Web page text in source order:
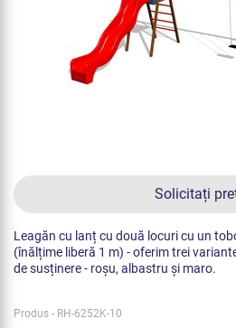
Solicitați
Leagăn cu lanț cu două locuri cu un
(înălțime liberă 1 m) - oferim trei
de susținere - roșu, albastru și maro.
Produs - RH-6252K-10